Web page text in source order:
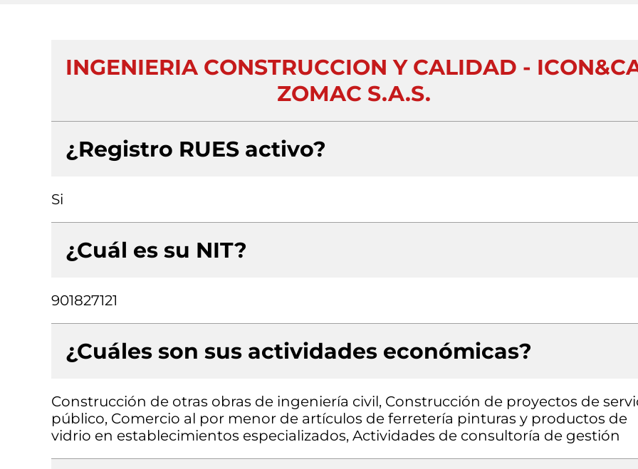
INGENIERIA CONSTRUCCION Y CALIDAD -
ZOMAC S.A.S.
¿Registro RUES activo?
Si
¿Cuál es su NIT?
901827121
¿Cuáles son sus actividades económicas?
Construcción de otras obras de ingeniería civil, Construcción de proyectos de
público, Comercio al por menor de artículos de ferretería pinturas y productos de
vidrio en establecimientos especializados, Actividades de consultoría de gestión